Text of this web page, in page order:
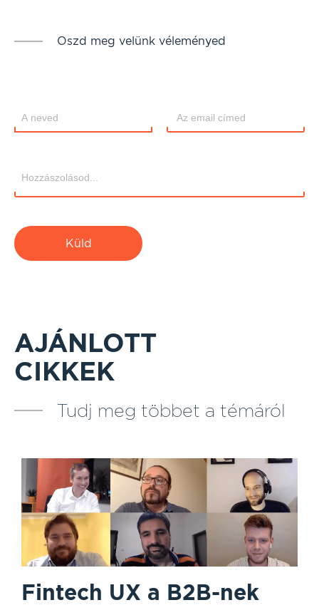
Oszd meg velünk véleményed
Küld
AJÁNLOTT
CIKKEK
Tudj meg többet a témáról
Fintech UX a B2B-nek